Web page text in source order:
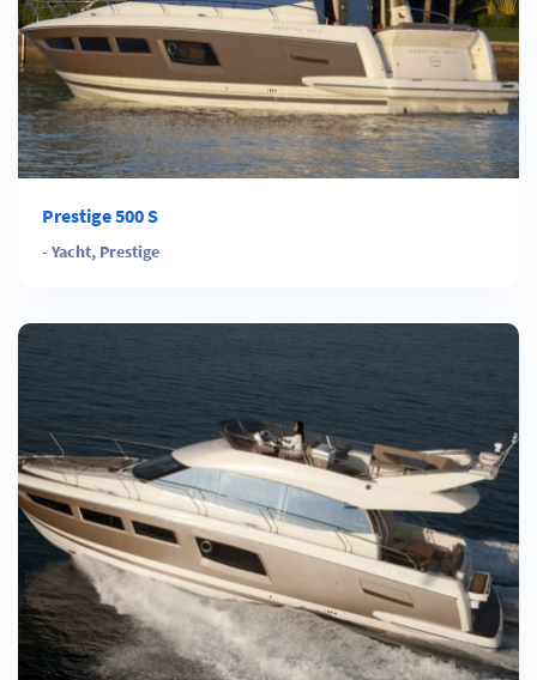
Prestige 500 S
- Yacht, Prestige